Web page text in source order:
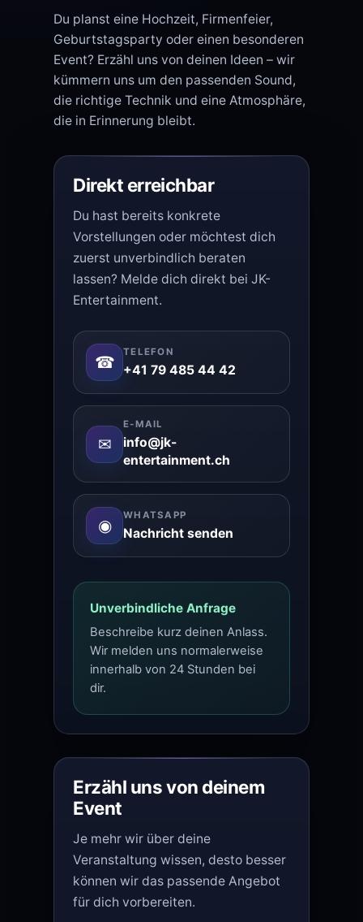
Du planst eine Hochzeit, Firmenfeier,
Geburtstagsparty oder einen besonderen
Event? Erzähl uns von deinen Ideen – wir
kümmern uns um den passenden Sound,
die richtige Technik und eine Atmosphäre,
die in Erinnerung bleibt.
Direkt erreichbar
Du hast bereits konkrete
Vorstellungen oder möchtest dich
zuerst unverbindlich beraten
lassen? Melde dich direkt bei JK-
Entertainment.
☎
TELEFON
+41 79 485 44 42
✉
E-MAIL
info@jk-
entertainment.ch
◉
WHATSAPP
Nachricht senden
Unverbindliche Anfrage
Beschreibe kurz deinen Anlass.
Wir melden uns normalerweise
innerhalb von 24 Stunden bei
dir.
Erzähl uns von deinem
Event
Je mehr wir über deine
Veranstaltung wissen, desto besser
können wir das passende Angebot
für dich vorbereiten.